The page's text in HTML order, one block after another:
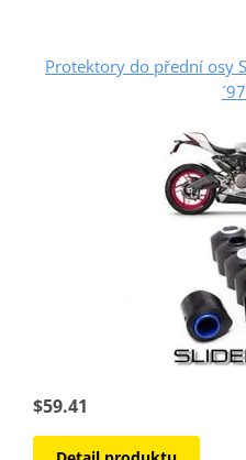
Protektory do přední osy
$59.41